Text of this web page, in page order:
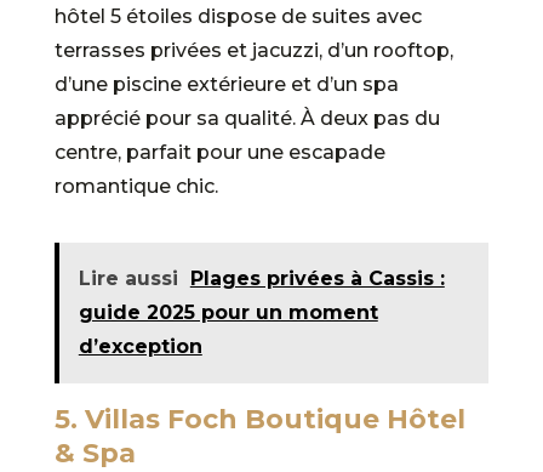
hôtel 5 étoiles dispose de suites avec
terrasses privées et jacuzzi, d’un rooftop,
d’une piscine extérieure et d’un spa
apprécié pour sa qualité. À deux pas du
centre, parfait pour une escapade
romantique chic.
Lire aussi
Plages privées à Cassis :
guide 2025 pour un moment
d’exception
5. Villas Foch Boutique Hôtel
& Spa